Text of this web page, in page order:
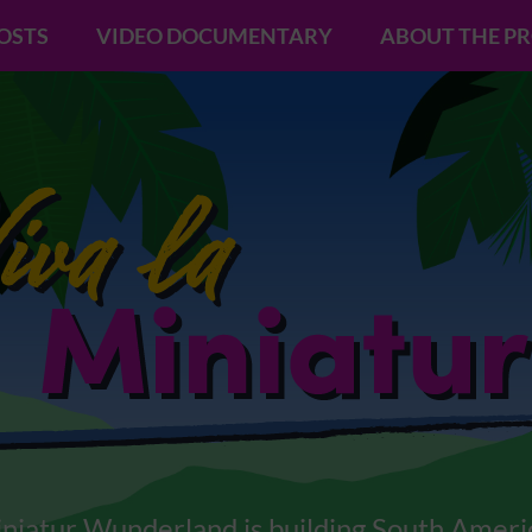
VIDEO DOCUMENTARY ABOUT THE